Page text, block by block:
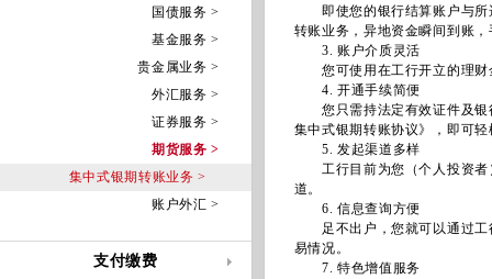
国债服务 >
基金服务 >
贵金属业务 >
外汇服务 >
证券服务 >
期货服务 >
集中式银期转账业务 >
账户外汇 >
支付缴费
即使您的银行结算账户与所
转账业务，异地资金瞬间到账
3. 账户介质灵活
您可使用在工行开立的理财
4. 开通手续简便
您只需持法定有效证件及银
集中式银期转账协议》，即可
5. 发起渠道多样
工行目前为您（个人投资者
道。
6. 信息查询方便
足不出户，您就可以通过工
易情况。
7. 特色增值服务